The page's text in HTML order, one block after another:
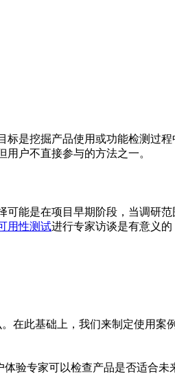
是挖掘产品使用或功能检测过
户不直接参与的方法之一。
能是在项目早期阶段，当调研
用性测试进行专家访谈是有意义的
在此基础上，我们来制定使用
验专家可以检查产品是否适合